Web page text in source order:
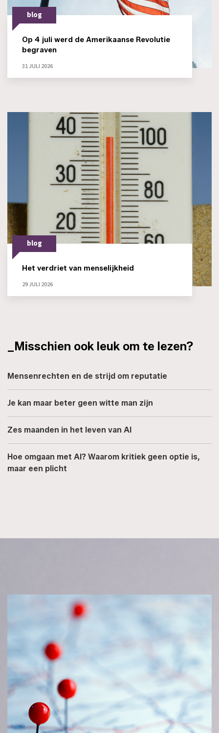
blog
Op 4 juli werd de Amerikaanse Revolutie
begraven
31 JULI 2026
blog
Het verdriet van menselijkheid
29 JULI 2026
_Misschien ook leuk om te lezen?
Mensenrechten en de strijd om reputatie
Je kan maar beter geen witte man zijn
Zes maanden in het leven van AI
Hoe omgaan met AI? Waarom kritiek geen optie is,
maar een plicht